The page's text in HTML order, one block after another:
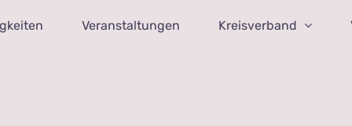
Veranstaltungen Kreisverband